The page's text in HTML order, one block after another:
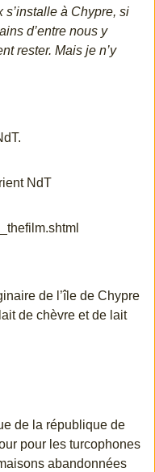
à Chypre, si
d’entre nous y
rester. Mais je n’y
NdT
de l’île de Chypre
de chèvre et de lait
de la république de
pour les turcophones
abandonnées